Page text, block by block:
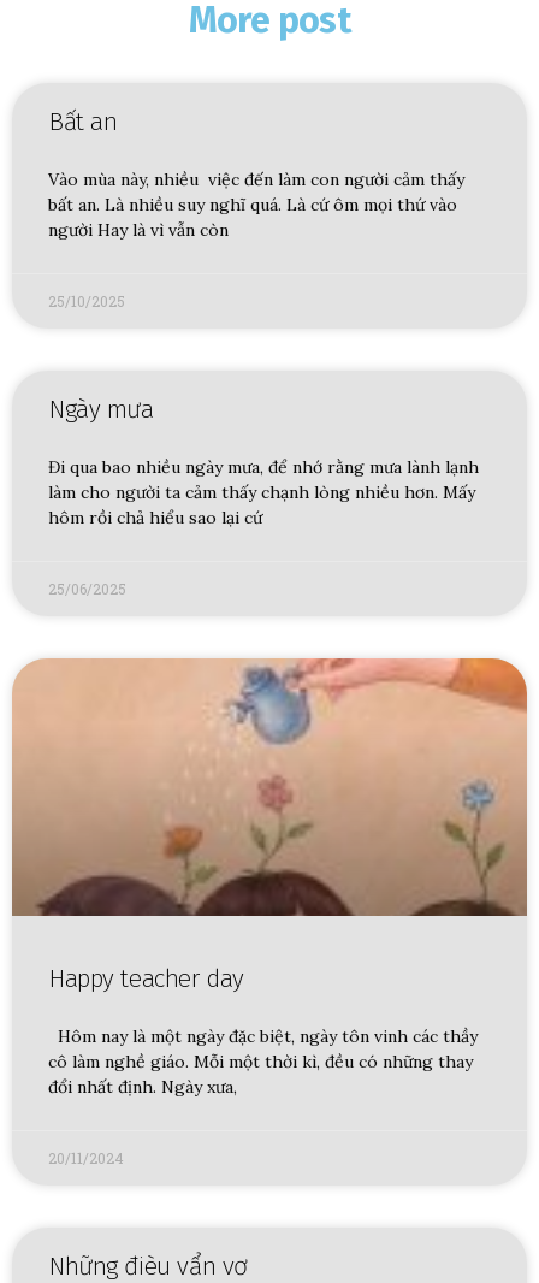
More post
Bất an
Vào mùa này, nhiều việc đến làm con người cảm thấy
bất an. Là nhiều suy nghĩ quá. Là cứ ôm mọi thứ vào
người Hay là vì vẫn còn
25/10/2025
Ngày mưa
Đi qua bao nhiều ngày mưa, để nhớ rằng mưa lành lạnh
làm cho người ta cảm thấy chạnh lòng nhiều hơn. Mấy
hôm rồi chả hiểu sao lại cứ
25/06/2025
Happy teacher day
Hôm nay là một ngày đặc biệt, ngày tôn vinh các thầy
cô làm nghề giáo. Mỗi một thời kì, đều có những thay
đổi nhất định. Ngày xưa,
20/11/2024
Những đièu vẩn vơ